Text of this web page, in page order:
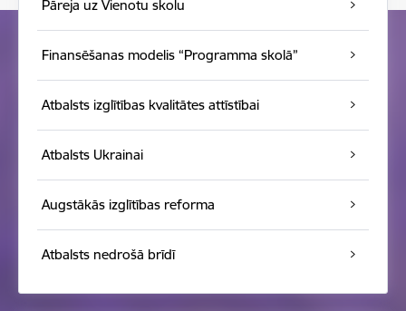
Pāreja uz Vienotu skolu
Finansēšanas modelis “Programma skolā”
Atbalsts izglītības kvalitātes attīstībai
Atbalsts Ukrainai
Augstākās izglītības reforma
Atbalsts nedrošā brīdī